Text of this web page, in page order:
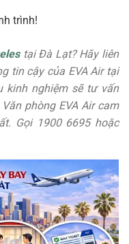
trình!
tại Đà Lạt? Hãy liên
tin cậy của EVA Air tại
kinh nghiệm sẽ tư vấn
phòng EVA Air cam
Gọi 1900 6695 hoặc